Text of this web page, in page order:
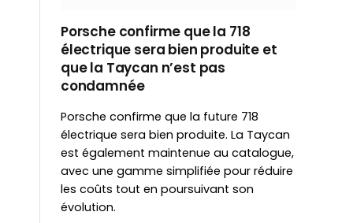
Porsche confirme que la 718
électrique sera bien produite et
que la Taycan n’est pas
condamnée
Porsche confirme que la future 718
électrique sera bien produite. La Taycan
est également maintenue au catalogue,
avec une gamme simplifiée pour réduire
les coûts tout en poursuivant son
évolution.